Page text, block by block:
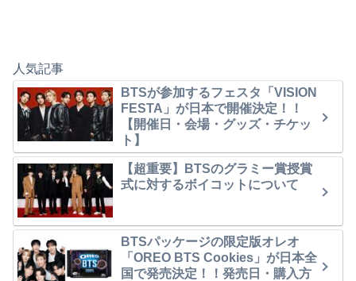
人気記事
BTSが参加するフェスタ「VISION
FESTA」が日本で開催決定！！
【開催日・会場・グッズ・チケッ
ト】
【超重要】BTSのグラミー賞授賞
式に対するボイコットについて
BTSパッケージの限定版オレオ
「OREO BTS Cookies」が日本全
国で発売決定！！発売日・購入方